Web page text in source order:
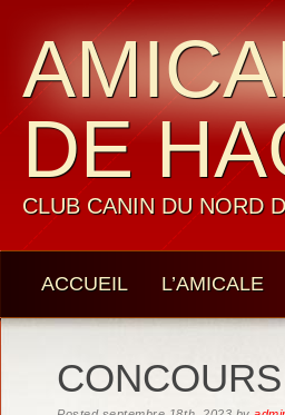
DE
CLUB CANIN DU NORD
ACCUEIL L’AMICALE